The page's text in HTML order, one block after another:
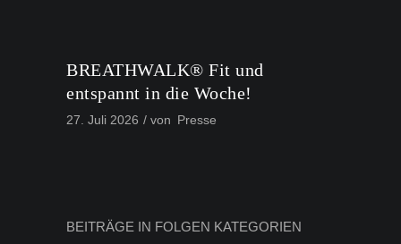
BREATHWALK® Fit und
entspannt in die Woche!
27. Juli 2026 von Presse
BEITRÄGE IN FOLGEN KATEGORIEN